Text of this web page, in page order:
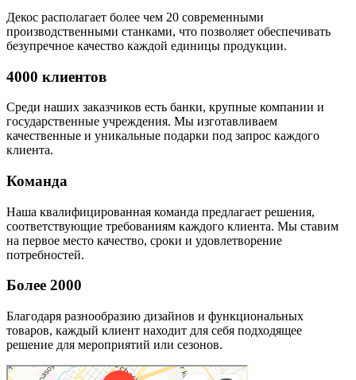
Декос располагает более чем 20 современными
производственными станками, что позволяет обеспечивать
безупречное качество каждой единицы продукции.
4000 клиентов
Среди наших заказчиков есть банки, крупные компании и
государственные учреждения. Мы изготавливаем
качественные и уникальные подарки под запрос каждого
клиента.
Команда
Наша квалифицированная команда предлагает решения,
соответствующие требованиям каждого клиента. Мы ставим
на первое место качество, сроки и удовлетворение
потребностей.
Более 2000
Благодаря разнообразию дизайнов и функциональных
товаров, каждый клиент находит для себя подходящее
решение для мероприятий или сезонов.